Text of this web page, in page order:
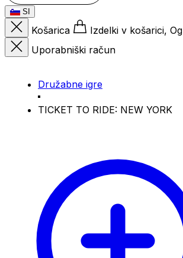
SI
Košarica
Izdelki v košarici,
Uporabniški račun
Družabne igre
TICKET TO RIDE: NEW YORK